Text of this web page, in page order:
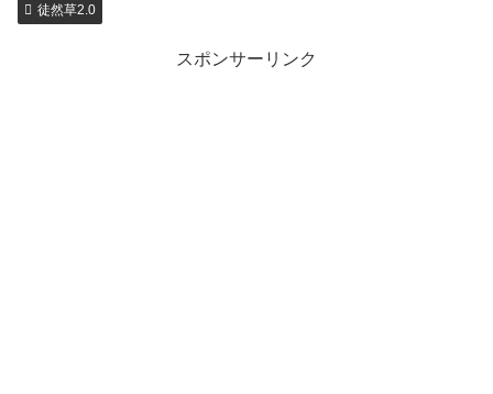
徒然草2.0
スポンサーリンク